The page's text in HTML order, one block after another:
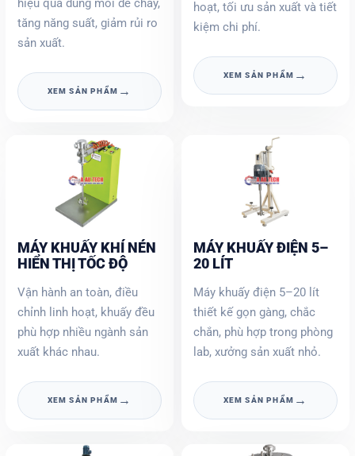
hiệu quả dung môi dễ cháy,
tăng năng suất, giảm rủi ro
sản xuất.
XEM SẢN PHẨM →
hoạt, tối ưu sản xuất và tiết
kiệm chi phí.
XEM SẢN PHẨM →
MÁY KHUẤY KHÍ NÉN
HIỂN THỊ TỐC ĐỘ
Vận hành an toàn, điều
chỉnh linh hoạt, khuấy đều
phù hợp nhiều ngành sản
xuất khác nhau.
XEM SẢN PHẨM →
MÁY KHUẤY ĐIỆN 5–
20 LÍT
Máy khuấy điện 5–20 lít
thiết kế gọn gàng, chắc
chắn, phù hợp trong phòng
lab, xưởng sản xuất nhỏ.
XEM SẢN PHẨM →